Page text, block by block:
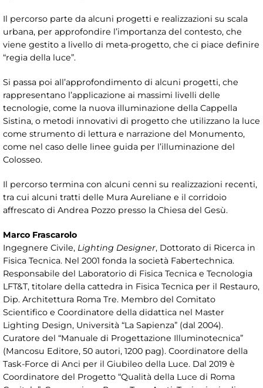
Il percorso parte da alcuni progetti e realizzazioni su scala
urbana, per approfondire l’importanza del contesto, che
viene gestito a livello di meta-progetto, che ci piace definire
“regia della luce”.
Si passa poi all’approfondimento di alcuni progetti, che
rappresentano l’applicazione ai massimi livelli delle
tecnologie, come la nuova illuminazione della Cappella
Sistina, o metodi innovativi di progetto che utilizzano la luce
come strumento di lettura e narrazione del Monumento,
come nel caso delle linee guida per l’illuminazione del
Colosseo.
Il percorso termina con alcuni cenni su realizzazioni recenti,
tra cui alcuni tratti delle Mura Aureliane e il corridoio
affrescato di Andrea Pozzo presso la Chiesa del Gesù.
Marco Frascarolo
Ingegnere Civile, Lighting Designer, Dottorato di Ricerca in
Fisica Tecnica. Nel 2001 fonda la società Fabertechnica.
Responsabile del Laboratorio di Fisica Tecnica e Tecnologia
LFT&T, titolare della cattedra in Fisica Tecnica per il Restauro,
Dip. Architettura Roma Tre. Membro del Comitato
Scientifico e Coordinatore della didattica nel Master
Lighting Design, Università “La Sapienza” (dal 2004).
Curatore del “Manuale di Progettazione Illuminotecnica”
(Mancosu Editore, 50 autori, 1200 pag). Coordinatore della
Task-Force di Anci per il Giubileo della Luce. Dal 2019 è
Coordinatore del Progetto “Qualità della Luce di Roma